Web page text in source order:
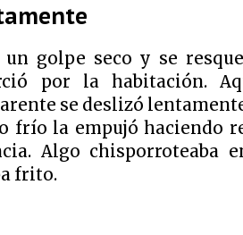
un golpe seco y se
por la habitación.
se deslizó
frío la empujó haciendo
Algo chisporroteaba
frito.